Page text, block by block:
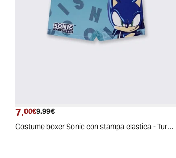
Prezzo attuale
7.00€ Prezzo originale
9.99€
Costume boxer Sonic con stampa elastica - Turchese